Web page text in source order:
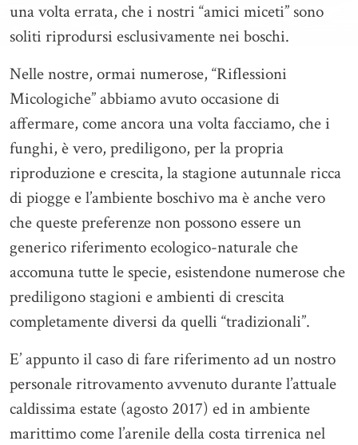
una volta errata, che i nostri “amici miceti” sono
soliti riprodursi esclusivamente nei boschi.
Nelle nostre, ormai numerose, “Riflessioni
Micologiche” abbiamo avuto occasione di
affermare, come ancora una volta facciamo, che i
funghi, è vero, prediligono, per la propria
riproduzione e crescita, la stagione autunnale ricca
di piogge e l’ambiente boschivo ma è anche vero
che queste preferenze non possono essere un
generico riferimento ecologico-naturale che
accomuna tutte le specie, esistendone numerose che
prediligono stagioni e ambienti di crescita
completamente diversi da quelli “tradizionali”.
E’ appunto il caso di fare riferimento ad un nostro
personale ritrovamento avvenuto durante l’attuale
caldissima estate (agosto 2017) ed in ambiente
marittimo come l’arenile della costa tirrenica nel